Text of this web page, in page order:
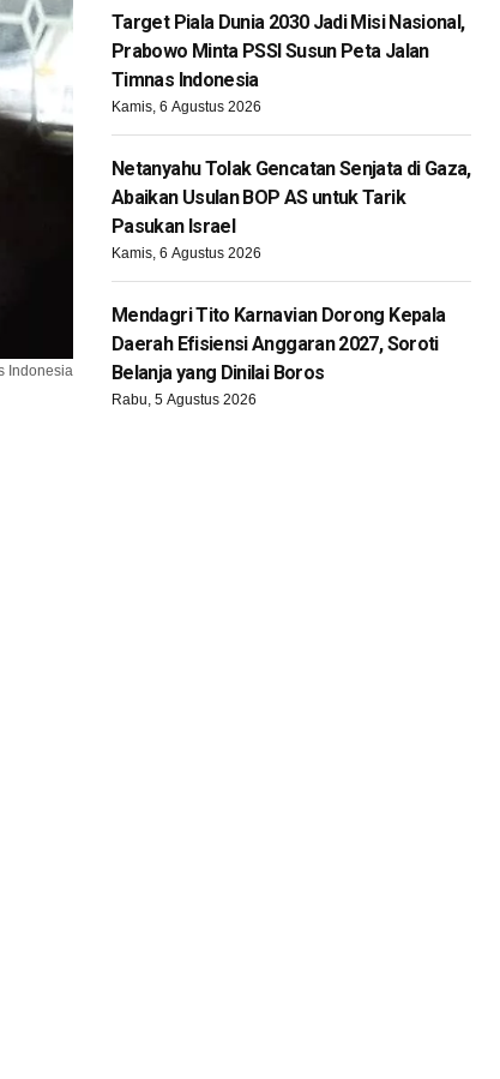
Indonesia
Target Piala Dunia 2030 Jadi Misi Nasional,
Prabowo Minta PSSI Susun Peta Jalan
Timnas Indonesia
Kamis, 6 Agustus 2026
Netanyahu Tolak Gencatan Senjata di Gaza,
Abaikan Usulan BOP AS untuk Tarik
Pasukan Israel
Kamis, 6 Agustus 2026
Mendagri Tito Karnavian Dorong Kepala
Daerah Efisiensi Anggaran 2027, Soroti
Belanja yang Dinilai Boros
Rabu, 5 Agustus 2026